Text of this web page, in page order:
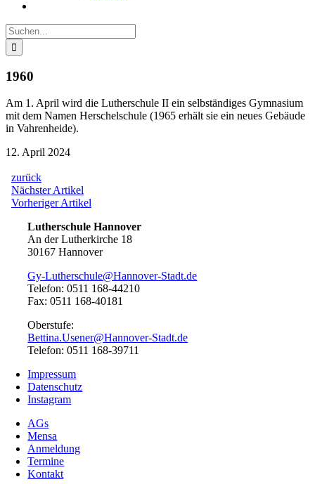
Suche
nach:
1960
Am 1. April wird die Lutherschule II ein selbständiges Gymnasium
mit dem Namen Herschelschule (1965 erhält sie ein neues Gebäude
in Vahrenheide).
12. April 2024
zurück
Beitragsnavigation
Nächster Artikel
Artikel:
Vorheriger Artikel
Lutherschule Hannover
An der Lutherkirche 18
30167 Hannover
Gy-Lutherschule@Hannover-Stadt.de
Telefon: 0511 168-44210
Fax: 0511 168-40181
Oberstufe:
Bettina.Usener@Hannover-Stadt.de
Telefon: 0511 168-39711
Impressum
Datenschutz
Instagram
AGs
Mensa
Anmeldung
Termine
Kontakt